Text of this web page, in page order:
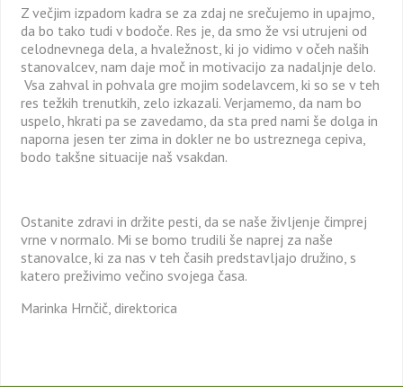
Z večjim izpadom kadra se za zdaj ne srečujemo in upajmo,
da bo tako tudi v bodoče. Res je, da smo že vsi utrujeni od
celodnevnega dela, a hvaležnost, ki jo vidimo v očeh naših
stanovalcev, nam daje moč in motivacijo za nadaljnje delo.
Vsa zahval in pohvala gre mojim sodelavcem, ki so se v teh
res težkih trenutkih, zelo izkazali. Verjamemo, da nam bo
uspelo, hkrati pa se zavedamo, da sta pred nami še dolga in
naporna jesen ter zima in dokler ne bo ustreznega cepiva,
bodo takšne situacije naš vsakdan.
Ostanite zdravi in držite pesti, da se naše življenje čimprej
vrne v normalo. Mi se bomo trudili še naprej za naše
stanovalce, ki za nas v teh časih predstavljajo družino, s
katero preživimo večino svojega časa.
Marinka Hrnčič, direktorica